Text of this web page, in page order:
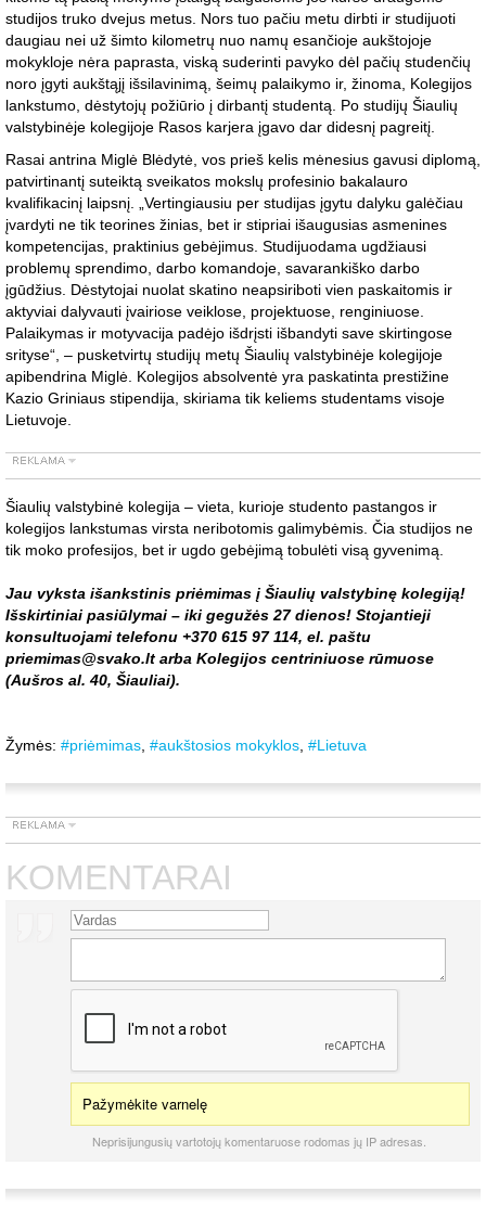
studijos truko dvejus metus. Nors tuo pačiu metu dirbti ir studijuoti
daugiau nei už šimto kilometrų nuo namų esančioje aukštojoje
mokykloje nėra paprasta, viską suderinti pavyko dėl pačių studenčių
noro įgyti aukštąjį išsilavinimą, šeimų palaikymo ir, žinoma, Kolegijos
lankstumo, dėstytojų požiūrio į dirbantį studentą. Po studijų Šiaulių
valstybinėje kolegijoje Rasos karjera įgavo dar didesnį pagreitį.
Rasai antrina Miglė Blėdytė, vos prieš kelis mėnesius gavusi diplomą,
patvirtinantį suteiktą sveikatos mokslų profesinio bakalauro
kvalifikacinį laipsnį. „Vertingiausiu per studijas įgytu dalyku galėčiau
įvardyti ne tik teorines žinias, bet ir stipriai išaugusias asmenines
kompetencijas, praktinius gebėjimus. Studijuodama ugdžiausi
problemų sprendimo, darbo komandoje, savarankiško darbo
įgūdžius. Dėstytojai nuolat skatino neapsiriboti vien paskaitomis ir
aktyviai dalyvauti įvairiose veiklose, projektuose, renginiuose.
Palaikymas ir motyvacija padėjo išdrįsti išbandyti save skirtingose
srityse“, – pusketvirtų studijų metų Šiaulių valstybinėje kolegijoje
apibendrina Miglė. Kolegijos absolventė yra paskatinta prestižine
Kazio Griniaus stipendija, skiriama tik keliems studentams visoje
Lietuvoje.
Šiaulių valstybinė kolegija – vieta, kurioje studento pastangos ir
kolegijos lankstumas virsta neribotomis galimybėmis. Čia studijos ne
tik moko profesijos, bet ir ugdo gebėjimą tobulėti visą gyvenimą.
Jau vyksta išankstinis priėmimas į Šiaulių valstybinę kolegiją!
Išskirtiniai pasiūlymai – iki gegužės 27 dienos! Stojantieji
konsultuojami telefonu +370 615 97 114, el. paštu
priemimas@svako.lt arba Kolegijos centriniuose rūmuose
(Aušros al. 40, Šiauliai).
Žymės: #priėmimas, #aukštosios mokyklos, #Lietuva
KOMENTARAI
Pažymėkite varnelę
Neprisijungusių vartotojų komentaruose rodomas jų IP adresas.